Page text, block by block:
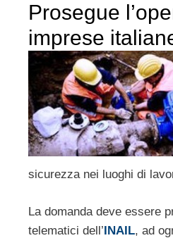
Prosegue
imprese
sicurezza nei luoghi di
La domanda deve essere
telematici dell’INAIL, ad